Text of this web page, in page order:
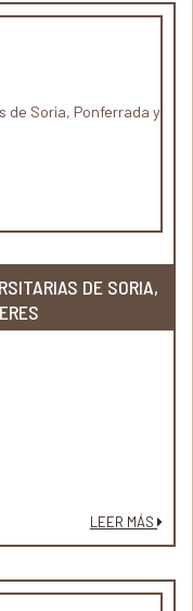
DE SORIA,
LEER MÁS